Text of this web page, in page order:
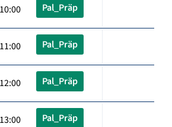
Pal_Präp
Pal_Präp
Pal_Präp
Pal_Präp